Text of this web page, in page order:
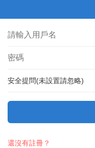
安全提問(未設置請忽略)
還沒有註冊？